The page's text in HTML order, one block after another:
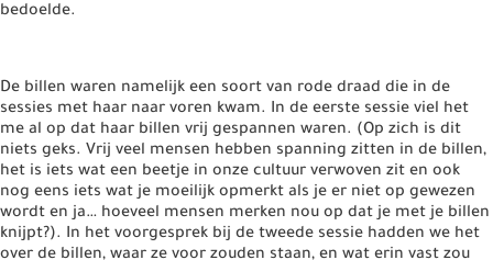
bedoelde.
De billen waren namelijk een soort van rode draad die in de
sessies met haar naar voren kwam. In de eerste sessie viel het
me al op dat haar billen vrij gespannen waren. (Op zich is dit
niets geks. Vrij veel mensen hebben spanning zitten in de billen,
het is iets wat een beetje in onze cultuur verwoven zit en ook
nog eens iets wat je moeilijk opmerkt als je er niet op gewezen
wordt en ja… hoeveel mensen merken nou op dat je met je billen
knijpt?). In het voorgesprek bij de tweede sessie hadden we het
over de billen, waar ze voor zouden staan, en wat erin vast zou